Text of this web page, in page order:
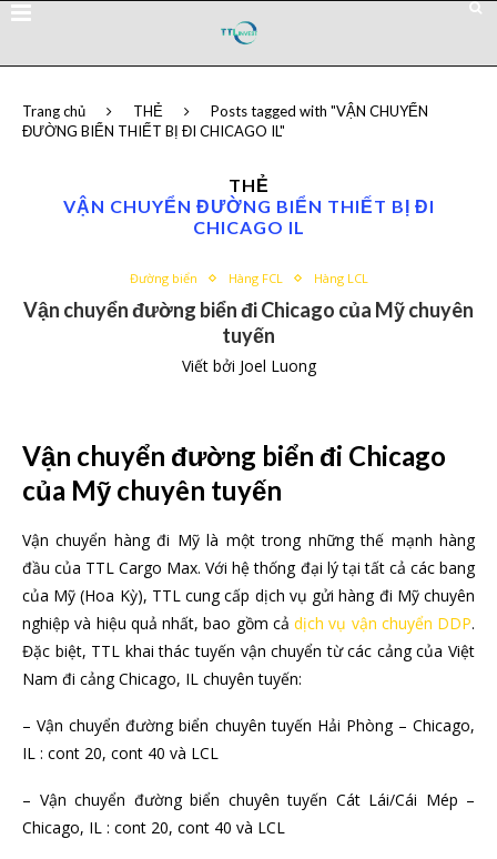
Trang chủ THẺ
Posts tagged with "VẬN CHUYỂN
ĐƯỜNG BIỂN THIẾT BỊ ĐI CHICAGO IL"
THẺ
VẬN CHUYỂN ĐƯỜNG BIỂN THIẾT BỊ ĐI
CHICAGO IL
Đường biển Hàng FCL Hàng LCL
Vận chuyển đường biển đi Chicago của Mỹ chuyên
tuyến
Viết bởi Joel Luong
Vận chuyển đường biển đi Chicago
của Mỹ chuyên tuyến
Vận chuyển hàng đi Mỹ là một trong những thế mạnh hàng
đầu của TTL Cargo Max. Với hệ thống đại lý tại tất cả các bang
của Mỹ (Hoa Kỳ), TTL cung cấp dịch vụ gửi hàng đi Mỹ chuyên
nghiệp và hiệu quả nhất, bao gồm cả dịch vụ vận chuyển DDP.
Đặc biệt, TTL khai thác tuyến vận chuyển từ các cảng của Việt
Nam đi cảng Chicago, IL chuyên tuyến:
– Vận chuyển đường biển chuyên tuyến Hải Phòng – Chicago,
IL : cont 20, cont 40 và LCL
– Vận chuyển đường biển chuyên tuyến Cát Lái/Cái Mép –
Chicago, IL : cont 20, cont 40 và LCL